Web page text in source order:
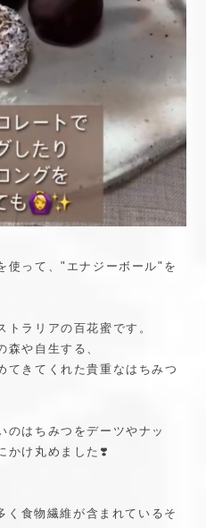
使って、"エナジーボール"を
ラリアの百花蜜です。
森や自生する、
てきてくれた貴重なはちみつ
のはちみつをデーツやナッ
かけ丸めました❣️
く食物繊維が含まれているそ